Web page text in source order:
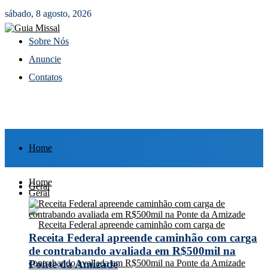
sábado, 8 agosto, 2026
Sobre Nós
Anuncie
Contatos
Home
Geral
Home
Geral
Receita Federal apreende caminhão com carga
de contrabando avaliada em R$500mil na
Ponte da Amizade